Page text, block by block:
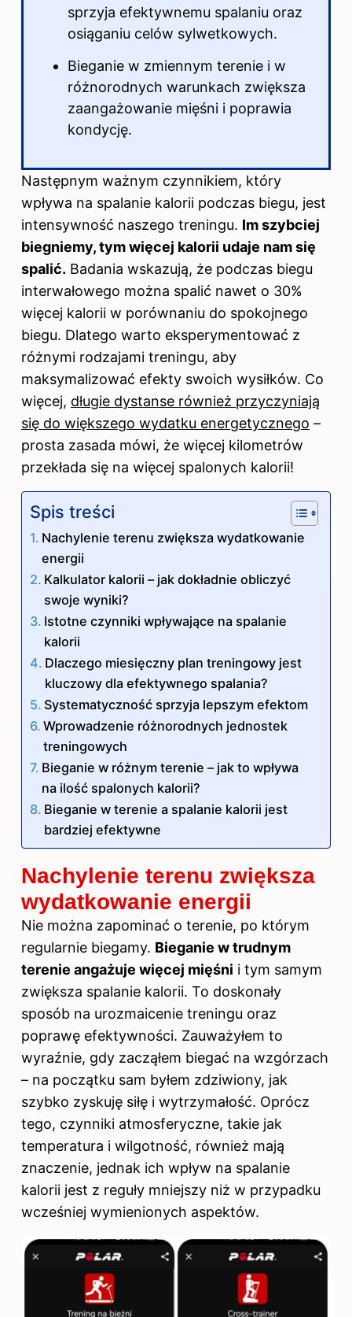
sprzyja efektywnemu spalaniu oraz
osiąganiu celów sylwetkowych.
Bieganie w zmiennym terenie i w
różnorodnych warunkach zwiększa
zaangażowanie mięśni i poprawia
kondycję.
Następnym ważnym czynnikiem, który
wpływa na spalanie kalorii podczas biegu, jest
intensywność naszego treningu. Im szybciej
biegniemy, tym więcej kalorii udaje nam się
spalić. Badania wskazują, że podczas biegu
interwałowego można spalić nawet o 30%
więcej kalorii w porównaniu do spokojnego
biegu. Dlatego warto eksperymentować z
różnymi rodzajami treningu, aby
maksymalizować efekty swoich wysiłków. Co
więcej, długie dystanse również przyczyniają
się do większego wydatku energetycznego –
prosta zasada mówi, że więcej kilometrów
przekłada się na więcej spalonych kalorii!
Spis treści
Nachylenie terenu zwiększa wydatkowanie
energii
Kalkulator kalorii – jak dokładnie obliczyć
swoje wyniki?
Istotne czynniki wpływające na spalanie
kalorii
Dlaczego miesięczny plan treningowy jest
kluczowy dla efektywnego spalania?
Systematyczność sprzyja lepszym efektom
Wprowadzenie różnorodnych jednostek
treningowych
Bieganie w różnym terenie – jak to wpływa
na ilość spalonych kalorii?
Bieganie w terenie a spalanie kalorii jest
bardziej efektywne
Nachylenie terenu zwiększa
wydatkowanie energii
Nie można zapominać o terenie, po którym
regularnie biegamy. Bieganie wtrudnym
terenie angażuje więcej mięśni i tym samym
zwiększa spalanie kalorii. To doskonały
sposób na urozmaicenie treningu oraz
poprawę efektywności. Zauważyłem to
wyraźnie, gdy zacząłem biegać na wzgórzach
– na początku sam byłem zdziwiony, jak
szybko zyskuję siłę i wytrzymałość. Oprócz
tego, czynniki atmosferyczne, takie jak
temperatura i wilgotność, również mają
znaczenie, jednak ich wpływ na spalanie
kalorii jest z reguły mniejszy niż w przypadku
wcześniej wymienionych aspektów.